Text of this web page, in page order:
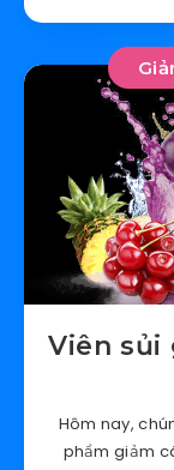
Viên sủi
Hôm nay,
phẩm giảm